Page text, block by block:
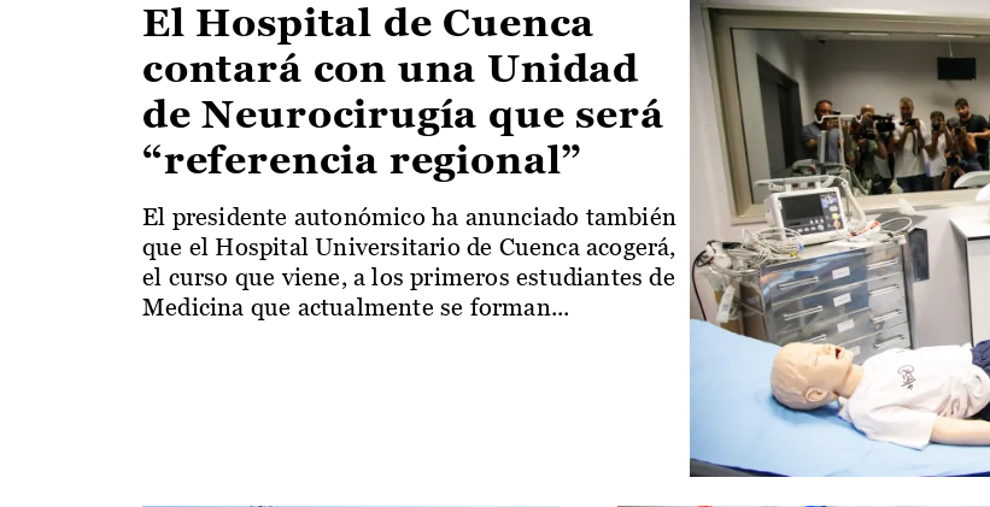
El Hospital de Cuenca
contará con una Unidad
de Neurocirugía que será
“referencia regional”
El presidente autonómico ha anunciado también
que el Hospital Universitario de Cuenca acogerá,
el curso que viene, a los primeros estudiantes de
Medicina que actualmente se forman...